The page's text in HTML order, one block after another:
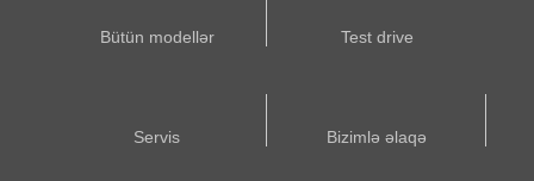
Bütün modellər Test drive
Servis Bizimlə əlaqə